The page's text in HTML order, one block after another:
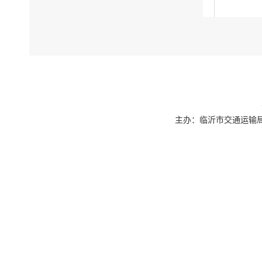
主办：临沂市交通运输